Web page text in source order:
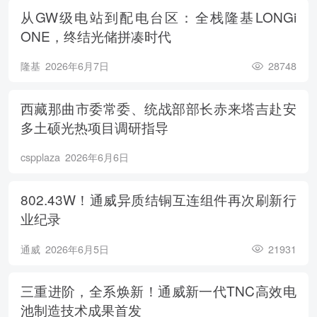
从GW级电站到配电台区：全栈隆基LONGi
ONE，终结光储拼凑时代
隆基 2026年6月7日 28748
西藏那曲市委常委、统战部部长赤来塔吉赴安
多土硕光热项目调研指导
cspplaza 2026年6月6日
802.43W！通威异质结铜互连组件再次刷新行
业纪录
通威 2026年6月5日 21931
三重进阶，全系焕新！通威新一代TNC高效电
池制造技术成果首发